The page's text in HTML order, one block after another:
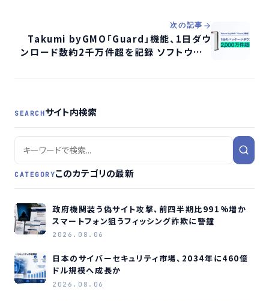
次の記事
Takumi byGMO「Guard」機能、1日ダウ
ンロード数約2千万件超を記録 ソフトウェア
SEARCHサイト内検索
CATEGORYこのカテゴリの最新
政府機関装う偽サイト攻撃、前四半期比991%増か
スマートフォン狙うフィッシング詐欺に警鐘
2026.08.06
日本のサイバーセキュリティ市場、2034年に460億
ドル規模へ成長か
2026.08.06